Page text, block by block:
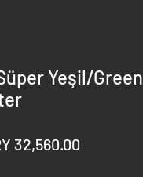
Yeşil/Green
32,560.00